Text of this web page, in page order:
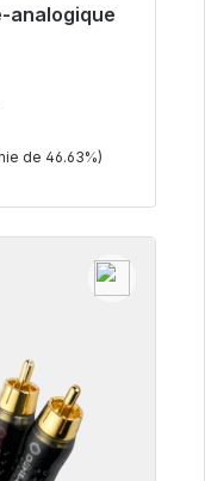
analogique
de 46.63%)